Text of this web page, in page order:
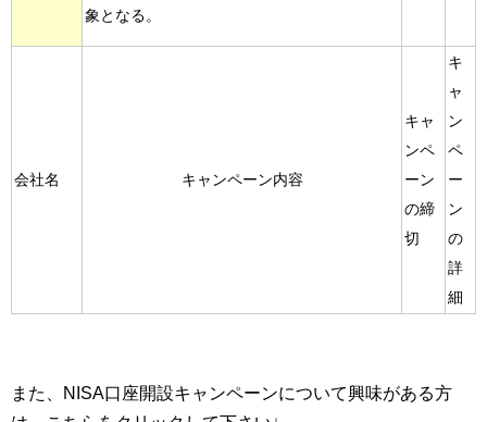
象となる。
会社名 キャンペーン内容
キャ
ンペ
ーン
の締
切
キ
ャ
ン
ペ
ー
ン
の
詳
細
また、NISA口座開設キャンペーンについて興味がある方